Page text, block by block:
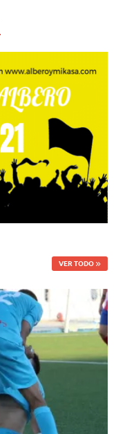
VER TODO